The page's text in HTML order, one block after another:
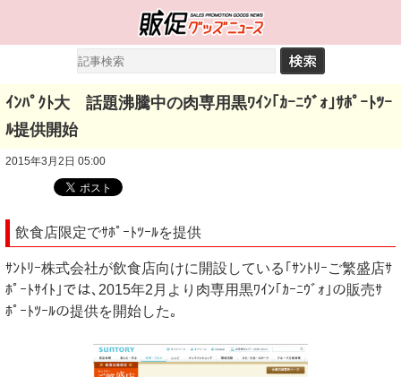
ｲﾝﾊﾟｸﾄ大 話題沸騰中の肉専用黒ﾜｲﾝ｢ｶｰﾆｳﾞｫ｣ｻﾎﾟｰﾄﾂｰ
ﾙ提供開始
2015年3月2日 05:00
飲食店限定でｻﾎﾟｰﾄﾂｰﾙを提供
ｻﾝﾄﾘｰ株式会社が飲食店向けに開設している｢ｻﾝﾄﾘｰご繁盛店ｻ
ﾎﾟｰﾄｻｲﾄ｣では､2015年2月より肉専用黒ﾜｲﾝ｢ｶｰﾆｳﾞｫ｣の販売ｻ
ﾎﾟｰﾄﾂｰﾙの提供を開始した｡